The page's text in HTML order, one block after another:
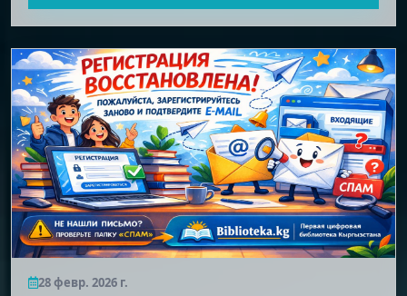
28 февр. 2026 г.